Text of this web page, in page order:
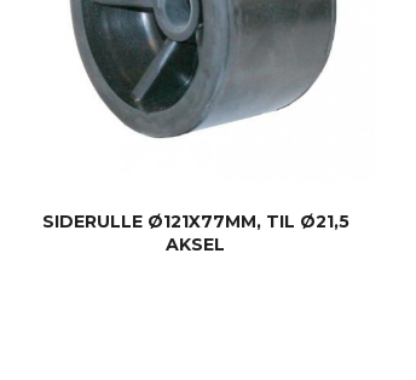
SIDERULLE Ø121X77MM, TIL Ø21,5
AKSEL